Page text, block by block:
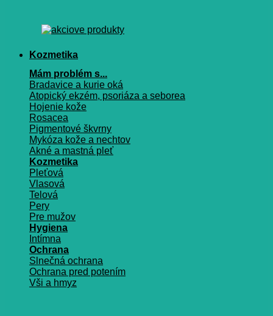
Kozmetika
Mám problém s...
Bradavice a kurie oká
Atopický ekzém, psoriáza a seborea
Hojenie kože
Rosacea
Pigmentové škvrny
Mykóza kože a nechtov
Akné a mastná pleť
Kozmetika
Pleťová
Vlasová
Telová
Pery
Pre mužov
Hygiena
Intímna
Ochrana
Slnečná ochrana
Ochrana pred potením
Vši a hmyz